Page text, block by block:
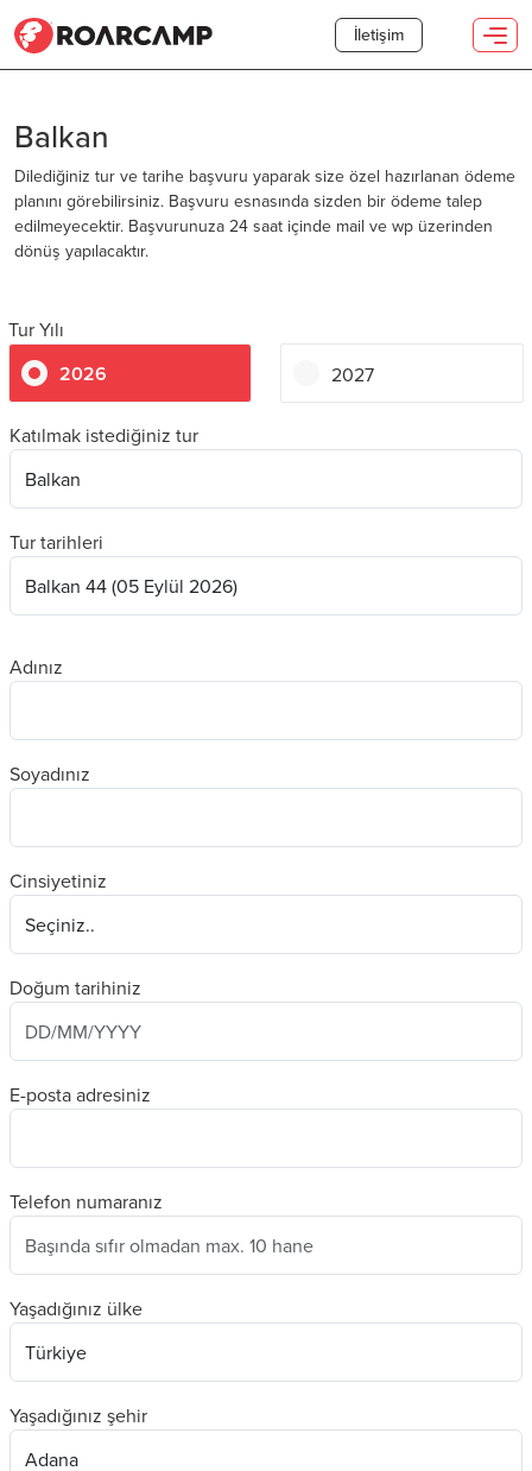
İletişim
Balkan
Dilediğiniz tur ve tarihe başvuru yaparak size özel hazırlanan ödeme
planını görebilirsiniz. Başvuru esnasında sizden bir ödeme talep
edilmeyecektir. Başvurunuza 24 saat içinde mail ve wp üzerinden
dönüş yapılacaktır.
Tur Yılı
2026 2027
Katılmak istediğiniz tur
Tur tarihleri
Adınız
Soyadınız
Cinsiyetiniz
Doğum tarihiniz
E-posta adresiniz
Telefon numaranız
Yaşadığınız ülke
Yaşadığınız şehir